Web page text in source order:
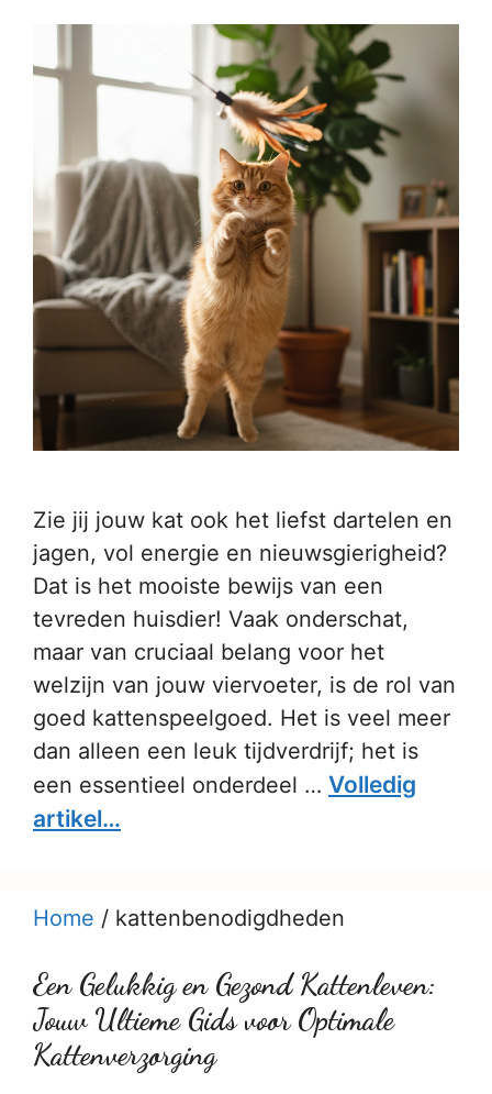
Zie jij jouw kat ook het liefst dartelen en
jagen, vol energie en nieuwsgierigheid?
Dat is het mooiste bewijs van een
tevreden huisdier! Vaak onderschat,
maar van cruciaal belang voor het
welzijn van jouw viervoeter, is de rol van
goed kattenspeelgoed. Het is veel meer
dan alleen een leuk tijdverdrijf; het is
een essentieel onderdeel … Volledig
artikel…
Home / kattenbenodigdheden
Een Gelukkig en Gezond Kattenleven:
Jouw Ultieme Gids voor Optimale
Kattenverzorging